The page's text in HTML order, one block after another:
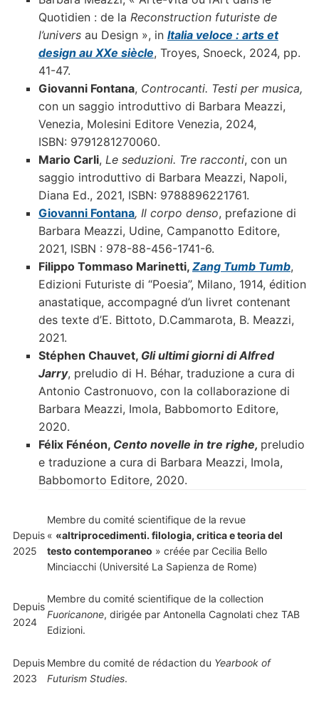
Quotidien : de la Reconstruction futuriste de
l’universau Design », in Italia veloce : arts et
design au XXe siècle, Troyes, Snoeck, 2024, pp.
41-47.
Giovanni Fontana, Controcanti. Testi per musica,
con un saggio introduttivo di Barbara Meazzi,
Venezia, Molesini Editore Venezia, 2024,
ISBN: 9791281270060.
Mario Carli, Le seduzioni. Tre racconti, con un
saggio introduttivo di Barbara Meazzi, Napoli,
Diana Ed., 2021, ISBN: 9788896221761.
Giovanni Fontana, Il corpo denso, prefazione di
Barbara Meazzi, Udine, Campanotto Editore,
2021, ISBN : 978-88-456-1741-6.
Filippo Tommaso Marinetti, Zang Tumb Tumb,
Edizioni Futuriste di “Poesia”, Milano, 1914, édition
anastatique, accompagné d’un livret contenant
des texte d’E. Bittoto, D.Cammarota, B. Meazzi,
2021.
Stéphen Chauvet, Gli ultimi giorni di Alfred
Jarry, preludio di H. Béhar, traduzione a cura di
Antonio Castronuovo, con la collaborazione di
Barbara Meazzi, Imola, Babbomorto Editore,
2020.
Félix Fénéon, Cento novelle in tre righe, preludio
e traduzione a cura di Barbara Meazzi, Imola,
Babbomorto Editore, 2020.
Depuis
2025
Membre du comité scientifique de la revue
« «altriprocedimenti. filologia, critica e teoria del
testo contemporaneo » créée par Cecilia Bello
Minciacchi (Université La Sapienza de Rome)
Depuis
2024
Membre du comité scientifique de la collection
Fuoricanone, dirigée par Antonella Cagnolati chez TAB
Edizioni.
Depuis
2023
Membre du comité de rédaction du Yearbook of
Futurism Studies.